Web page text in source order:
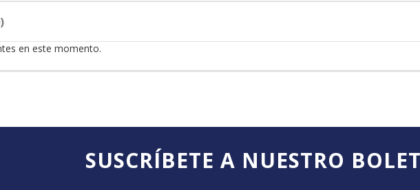
en este momento.
SUSCRÍBETE A NUESTRO